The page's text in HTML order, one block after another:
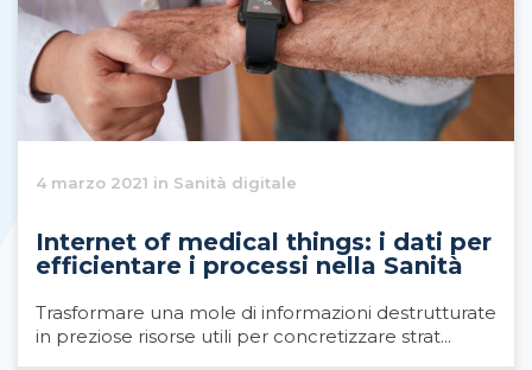
4 marzo 2021 in Sanità digitale
Internet of medical things: i dati per
efficientare i processi nella Sanità
Trasformare una mole di informazioni destrutturate
in preziose risorse utili per concretizzare strat...